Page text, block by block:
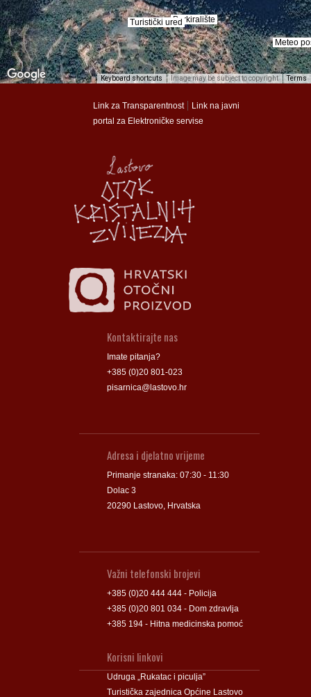
Meteo
Turistički uredParkiralište
Groblje
Meteo
Turistički uredParkiralište
Groblje
Keyboard shortcuts Image may be subject to copyright Terms
Link za Transparentnost| Link na javni
portal za Elektroničke servise
Kontaktirajte nas
Imate pitanja?
+385 (0)20 801-023
pisarnica@lastovo.hr
Adresa i djelatno vrijeme
Primanje stranaka: 07:30 - 11:30
Dolac 3
20290 Lastovo, Hrvatska
Važni telefonski brojevi
+385 (0)20 444 444 - Policija
+385 (0)20 801 034 - Dom zdravlja
+385 194 - Hitna medicinska pomoć
Korisni linkovi
Udruga „Rukatac i piculja”
Turistička zajednica Općine Lastovo